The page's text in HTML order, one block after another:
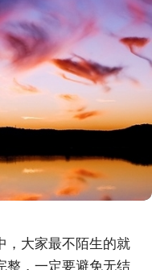
，大家最不陌生的就
整，一定要避免无结